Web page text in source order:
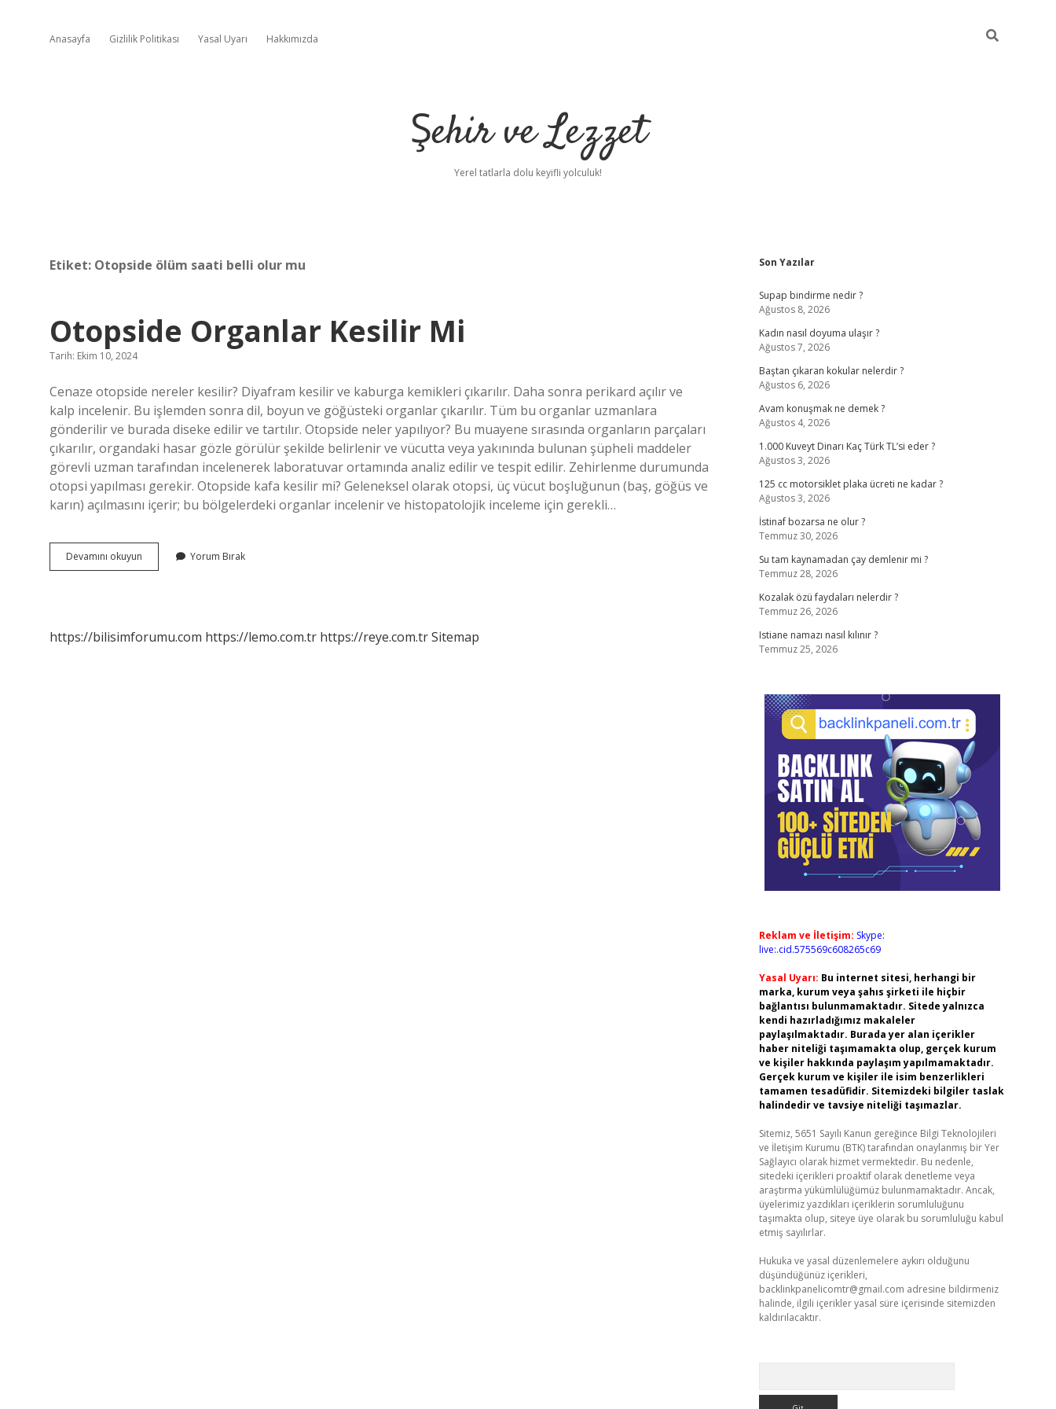
Anasayfa Gizlilik Politikası Yasal Uyarı Hakkımızda
Şehir ve Lezzet
Yerel tatlarla dolu keyifli yolculuk!
Etiket: Otopside ölüm saati belli olur mu
Otopside Organlar Kesilir Mi
Tarih: Ekim 10, 2024
Cenaze otopside nereler kesilir? Diyafram kesilir ve kaburga kemikleri çıkarılır. Daha sonra perikard açılır ve
kalp incelenir. Bu işlemden sonra dil, boyun ve göğüsteki organlar çıkarılır. Tüm bu organlar uzmanlara
gönderilir ve burada diseke edilir ve tartılır. Otopside neler yapılıyor? Bu muayene sırasında organların parçaları
çıkarılır, organdaki hasar gözle görülür şekilde belirlenir ve vücutta veya yakınında bulunan şüpheli maddeler
görevli uzman tarafından incelenerek laboratuvar ortamında analiz edilir ve tespit edilir. Zehirlenme durumunda
otopsi yapılması gerekir. Otopside kafa kesilir mi? Geleneksel olarak otopsi, üç vücut boşluğunun (baş, göğüs ve
karın) açılmasını içerir; bu bölgelerdeki organlar incelenir ve histopatolojik inceleme için gerekli…
Devamını okuyun Otopside
Organlar
Yorum Bırak
https://bilisimforumu.com https://lemo.com.tr https://reye.com.trSitemap
Sidebar
Son Yazılar
Supap bindirme nedir ?
Ağustos 8, 2026
Kadın nasıl doyuma ulaşır ?
Ağustos 7, 2026
Baştan çıkaran kokular nelerdir ?
Ağustos 6, 2026
Avam konuşmak ne demek ?
Ağustos 4, 2026
1.000 Kuveyt Dinarı Kaç Türk TL’si eder ?
Ağustos 3, 2026
125 cc motorsiklet plaka ücreti ne kadar ?
Ağustos 3, 2026
İstinaf bozarsa ne olur ?
Temmuz 30, 2026
Su tam kaynamadan çay demlenir mi ?
Temmuz 28, 2026
Kozalak özü faydaları nelerdir ?
Temmuz 26, 2026
Istiane namazı nasıl kılınır ?
Temmuz 25, 2026
Reklam ve İletişim: Skype:
live:.cid.575569c608265c69
Yasal Uyarı: Bu internet sitesi, herhangi bir
marka, kurum veya şahıs şirketi ile hiçbir
bağlantısı bulunmamaktadır. Sitede yalnızca
kendi hazırladığımız makaleler
paylaşılmaktadır. Burada yer alan içerikler
haber niteliği taşımamakta olup, gerçek kurum
ve kişiler hakkında paylaşım yapılmamaktadır.
Gerçek kurum ve kişiler ile isim benzerlikleri
tamamen tesadüfidir. Sitemizdeki bilgiler taslak
halindedir ve tavsiye niteliği taşımazlar.
Sitemiz, 5651 Sayılı Kanun gereğince Bilgi Teknolojileri
ve İletişim Kurumu (BTK) tarafından onaylanmış bir Yer
Sağlayıcı olarak hizmet vermektedir. Bu nedenle,
sitedeki içerikleri proaktif olarak denetleme veya
araştırma yükümlülüğümüz bulunmamaktadır. Ancak,
üyelerimiz yazdıkları içeriklerin sorumluluğunu
taşımakta olup, siteye üye olarak bu sorumluluğu kabul
etmiş sayılırlar.
Hukuka ve yasal düzenlemelere aykırı olduğunu
düşündüğünüz içerikleri,
backlinkpanelicomtr@gmail.com adresine bildirmeniz
halinde, ilgili içerikler yasal süre içerisinde sitemizden
kaldırılacaktır.